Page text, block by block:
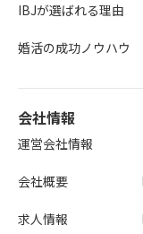
IBJが選ばれる理由
婚活の成功ノウハウ
会社情報
運営会社情報
会社概要
求人情報